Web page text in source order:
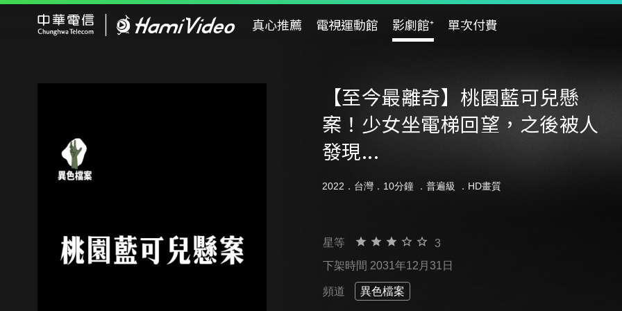
真心推薦 電視運動館 影劇館⁺ 單次付費
【至今最離奇】桃園藍可兒懸
案！少女坐電梯回望，之後被人
發現...
2022．台灣．10分鐘 ． 普遍級 ．HD畫質
星等
3
下架時間 2031年12月31日
頻道 異色檔案